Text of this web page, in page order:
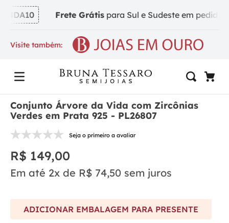
Frete Grátispara Sul e Sudeste em pedidos
Visite também:
Conjunto Árvore da Vida com Zircônias
Verdes em Prata 925 - PL26807
Seja o primeiro a avaliar
R$ 149,00
Em até 2x de R$ 74,50 sem juros
ADICIONAR EMBALAGEM PARA PRESENTE